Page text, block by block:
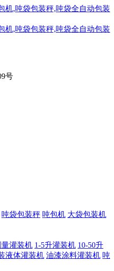
号
吨袋包装秤 吨包机 大袋包装机
灌装机 1-5升灌装机 10-50升
液体灌装机 油漆涂料灌装机 吨